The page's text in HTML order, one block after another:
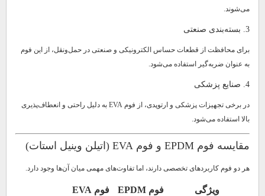
می‌شوند.
3. بسته‌بندی صنعتی
برای محافظت از قطعات حساس الکترونیکی و صنعتی در حمل‌ونقل، از این فوم
به عنوان ضربه‌گیر استفاده می‌شود.
4. صنایع پزشکی
در برخی تجهیزات پزشکی و ارتوپدی، از فوم EVA به دلیل راحتی و انعطاف‌پذیری
بالا استفاده می‌شود.
مقایسه فوم EPDM و فوم EVA (اتیلن وینیل استات)
هر دو فوم کاربردهای تخصصی دارند، اما تفاوت‌های مهمی میان آن‌ها وجود دارد.
ویژگی فوم EPDM
فوم EVA